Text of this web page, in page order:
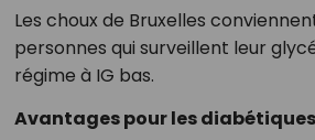
Les choux de Bruxelles
personnes qui surveillent leur
régime à IG bas.
Avantages pour les diabétiques